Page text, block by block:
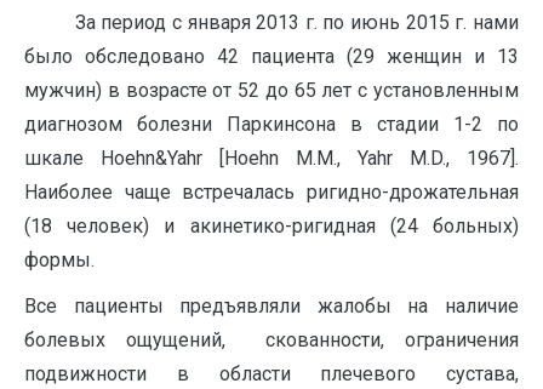
За период с января 2013 г. по июнь 2015 г. нами
было обследовано 42 пациента (29 женщин и 13
мужчин) в возрасте от 52 до 65 лет с установленным
диагнозом болезни Паркинсона в стадии 1-2 по
шкале Hoehn&Yahr [Hoehn M.M., Yahr M.D., 1967].
Наиболее чаще встречалась ригидно-дрожательная
(18 человек) и акинетико-ригидная (24 больных)
формы.
Все пациенты предъявляли жалобы на наличие
болевых ощущений, скованности, ограничения
подвижности в области плечевого сустава,